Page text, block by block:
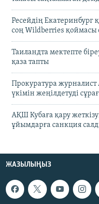
Ресейдің
соң Wildberries қоймасы
Таиландта мектепте
қаза тапты
Прокуратура
үкімін жеңілдетуді
АҚШ Кубаға қару
ұйымдарға санкция
ЖАЗЫЛЫҢЫЗ